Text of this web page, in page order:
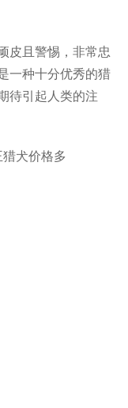
且警惕，非常忠
一种十分优秀的猎
待引起人类的注